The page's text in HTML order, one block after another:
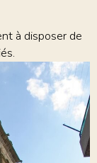
à disposer de